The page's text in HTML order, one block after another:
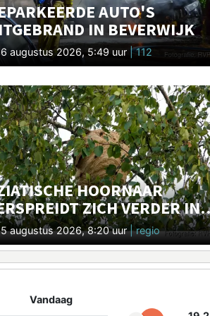
AUTO'S
IN BEVERWIJK
6 augustus 2026, 5:49 uur | 112
HOORNAAR
ZICH VERDER IN
HOLLAND
5 augustus 2026, 8:20 uur| regio
Vandaag